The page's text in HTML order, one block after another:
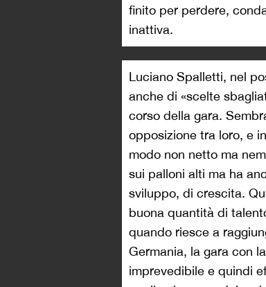
finito per perdere,
inattiva.
Luciano Spalletti, nel
anche di «scelte
corso della gara.
opposizione tra loro, e
modo non netto ma
sui palloni alti ma ha
sviluppo, di crescita.
buona quantità di
quando riesce a
Germania, la gara con
imprevedibile e quindi